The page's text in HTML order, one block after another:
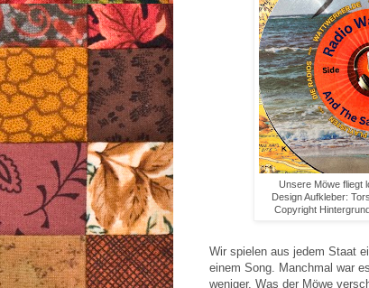
Unsere Möwe fliegt
Design Aufkleber:
Copyright
Wir spielen aus jedem Staat
einem Song. Manchmal war
weniger. Was der Möwe